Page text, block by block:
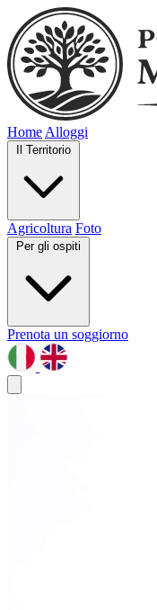
Home Alloggi
Il Territorio
Agricoltura Foto
Per gli ospiti
Prenota un soggiorno